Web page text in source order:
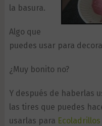
la basura.
Algo que
puedes usar para
¿Muy bonito no?
Y después de haberlas
las tires que puedes
usarlas para Ecoladrillos